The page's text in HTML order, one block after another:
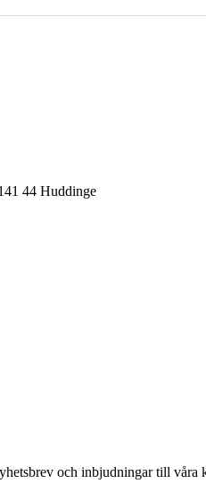
44 Huddinge
och inbjudningar till våra